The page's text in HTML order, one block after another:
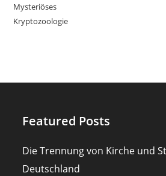
Mysteriöses
Kryptozoologie
Featured Posts
Die Trennung von Kirche und
Deutschland